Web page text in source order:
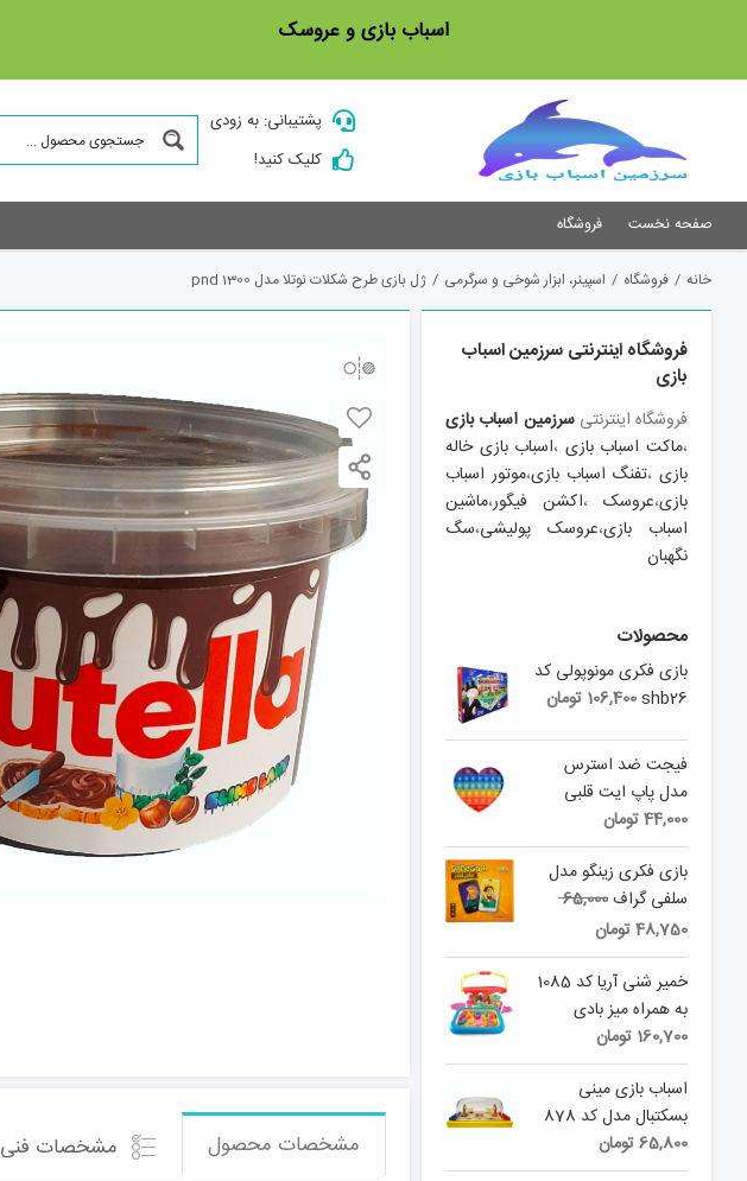
اسباب بازی و عروسک
پشتیبانی: به زودی
کلیک کنید!
صفحه نخست فروشگاه
خانه / فروشگاه / اسپینر، ابزار شوخی و سرگرمی / ژل بازی طرح شکلات نوتلا مدل pnd 1300
مشخصات محصول مشخصات فنی
فروشگاه اینترنتی سرزمین اسباب
بازی
فروشگاه اینترنتیسرزمین اسباب بازی
،ماکت اسباب بازی ،اسباب بازی خاله
بازی،تفنگ اسباب بازی،موتور اسباب
بازی،عروسک،اکشن فیگور،ماشین
اسباب بازی،عروسک پولیشی،سگ
نگهبان
محصولات
بازی فکری مونوپولی کد
shb26
106,400 تومان
فیجت ضد استرس
مدل پاپ ایت قلبی
44,000تومان
بازی فکری زینگو مدل
سلفی گراف65,000
Original
was:
65,000 تومان.
48,750تومان
price
is:
48,750 تومان.
خمیر شنی آریا کد 1085
به همراه میز بادی
160,700 تومان
اسباب بازی مینی
بسکتبال مدل کد 878
65,800تومان